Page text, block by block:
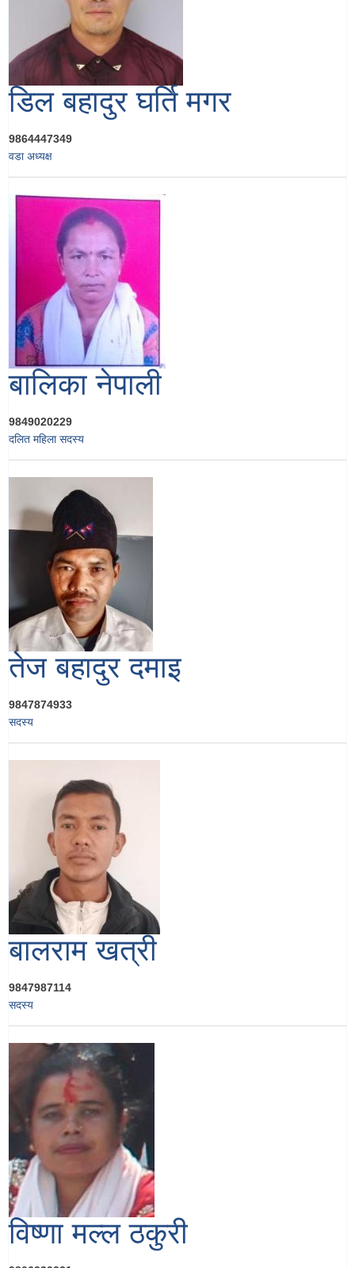
डिल बहादुर घर्ति मगर
9864447349
वडा अध्यक्ष
बालिका नेपाली
9849020229
दलित महिला सदस्य
तेज बहादुर दमाइ
9847874933
सदस्य
बालराम खत्री
9847987114
सदस्य
विष्णा मल्ल ठकुरी